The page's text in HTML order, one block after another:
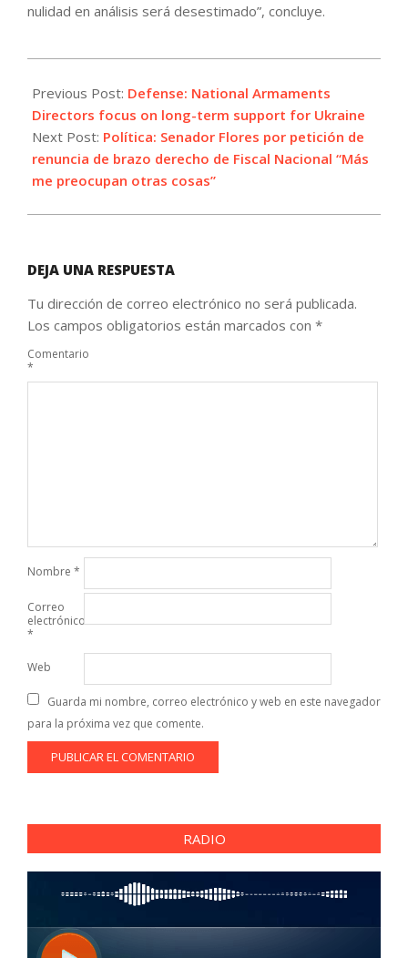
nulidad en análisis será desestimado”, concluye.
11-
03
Previous Post: Defense: National Armaments
Directors focus on long-term support for Ukraine
Next Post: Política: Senador Flores por petición de
renuncia de brazo derecho de Fiscal Nacional “Más
me preocupan otras cosas”
DEJA UNA RESPUESTA
Tu dirección de correo electrónico no será publicada.
Los campos obligatorios están marcados con *
Comentario
*
Nombre *
Correo
electrónico
*
Web
Guarda mi nombre, correo electrónico y web en este navegador
para la próxima vez que comente.
RADIO